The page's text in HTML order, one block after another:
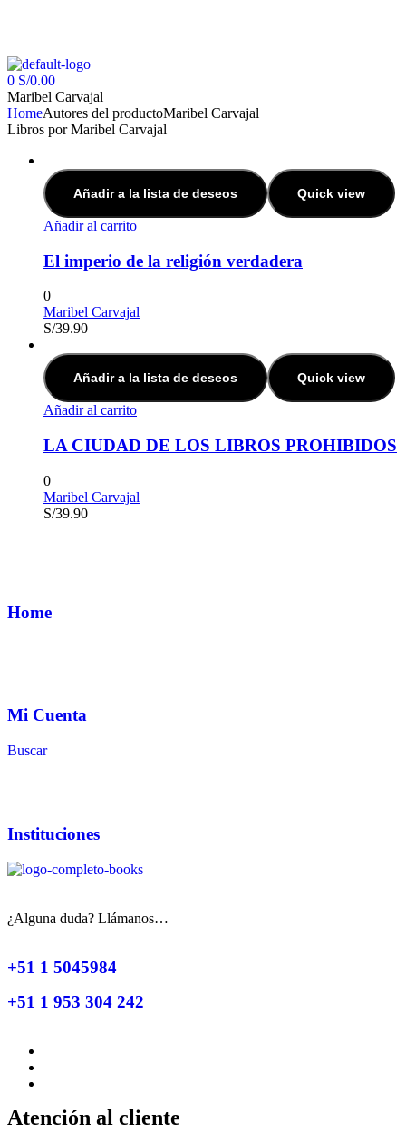
0 S/0.00
Maribel Carvajal
HomeAutores del productoMaribel Carvajal
Libros por Maribel Carvajal
Añadir a la lista de deseos Quick view
Añadir al carrito
El imperio de la religión verdadera
0
Maribel Carvajal
S/39.90
Añadir a la lista de deseos Quick view
Añadir al carrito
LA CIUDAD DE LOS LIBROS PROHIBIDOS
0
Maribel Carvajal
S/39.90
Home
Mi Cuenta
Buscar
Instituciones
¿Alguna duda? Llámanos…
+51 1 5045984
+51 1 953 304 242
Atención al cliente